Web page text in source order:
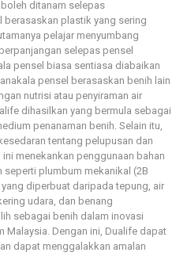
ditanam selepas
berasaskan plastik yang sering
pelajar menyumbang
selepas pensel
pensel biasa sentiasa diabaikan
pensel berasaskan benih lain
nutrisi atau penyiraman air
dihasilkan yang bermula sebagai
penanaman benih. Selain itu,
tentang pelupusan dan
menekankan penggunaan bahan
seperti plumbum mekanikal (2B
diperbuat daripada tepung, air
udara, dan benang
sebagai benih dalam inovasi
Malaysia. Dengan ini, Dualife dapat
dapat menggalakkan amalan